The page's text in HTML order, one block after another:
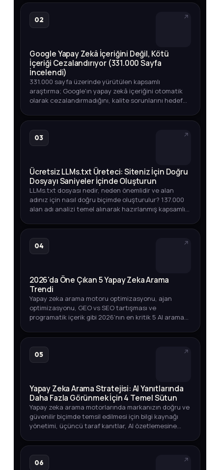
02
Google Yapay Zekâ İçeriğini Değil, Kötü
İçeriği Cezalandırıyor (331.000 Sayfa
İncelendi)
331.000 sayfa üzerinde yürütülen kapsamlı
araştırma; Google'ın yapay zekâ içeriğini otomatik
olarak cezalandırmadığını, kalite sorunlarını hedef
endeksleme oranları v…
03
Ücretsiz LLMs.txt Üreteci: Siteniz İçin Doğru
Dosyayı Saniyeler İçinde Oluşturun
LLMs.txt dosyası nedir, neden önemlidir ve alan
adınız için nasıl doğru biçimde oluşturulur? 137.000
alan adı analizi temel alınarak hazırlanmış kapsamlı
04
2026'da Öne Çıkan 5 Yapay Zeka Arama
Trendi
Yapay zeka arama motoru optimizasyonu, ajan
optimizasyonu, GEO vs SEO tartışması ve
programatik içerik gibi 2026'nın en kritik 5 AI arama
05
Yapay Zeka Arama Stratejisi: AI Yanıtlarında
Daha Fazla Görünmek İçin 4 Temel Sütun
Yapay zeka arama motorlarında markanızın doğru ve
güvenilir biçimde temsil edilmesi için bilgi kaynağı
yönetimi, üçüncü taraf kanıtlar, AI özetlemesine
kapsamlı bir strate…
06